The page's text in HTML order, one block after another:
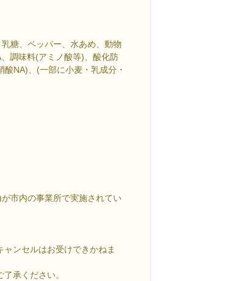
糖、ペッパー、水あめ、動物
調味料(アミノ酸等)、酸化防
NA)、(一部に小麦・乳成分・
市内の事業所で実施されてい
ンセルはお受けできかねま
承ください。